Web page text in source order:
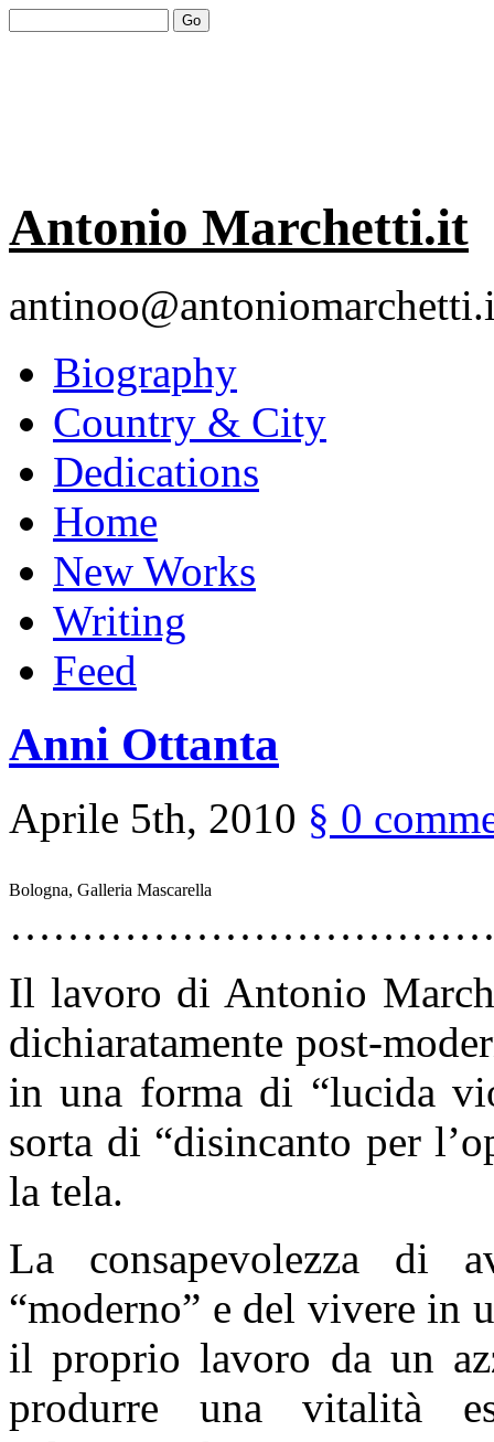
Antonio Marchetti.it
Biography
Country & City
Dedications
Home
New Works
Writing
Feed
Anni Ottanta
Aprile 5th, 2010 § 0
Bologna, Galleria Mascarella
Il lavoro di Antonio
dichiaratamente post-
in una forma di “lucida
sorta di “disincanto per
la tela.
La consapevolezza di
“moderno” e del vivere in
il proprio lavoro da un
produrre una vitalità